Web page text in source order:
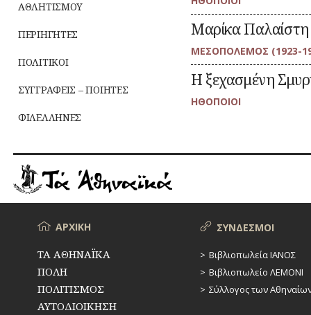
ΑΘΛΗΤΙΣΜΟΥ
ΠΕΡΙΗΓΗΤΕΣ
ΠΟΛΙΤΙΚΟΙ
ΣΥΓΓΡΑΦΕΙΣ – ΠΟΙΗΤΕΣ
ΦΙΛΕΛΛΗΝΕΣ
που
γνώριζε
την
τέχνη
της
μιμητικής
Μαρίκα Παλαίστη
ΜΕΣΟΠΟΛΕΜΟΣ (1923-
Μεταβείτε
στο
άρθρο
:
Μαρίκα
Παλαίστη
Η ξεχασμένη
ΗΘΟΠΟΙΟΙ
Μεταβείτε
στο
άρθρο
:
Η
ξεχασμένη
Σμυρνιά
ΜενούΑΡΧΙΚΗ
ΤΑ ΑΘΗΝΑΪΚΑ
ΠΟΛΗ
ΠΟΛΙΤΙΣΜΟΣ
ΑΥΤΟΔΙΟΙΚΗΣΗ
ΣΥΝΔΕΣΜΟΙ
Βιβλιοπωλεία ΙΑΝΟΣ
Βιβλιοπωλείο ΛΕΜΟΝΙ
Σύλλογος των